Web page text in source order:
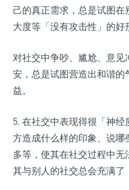
己的真正需求，总是试图在
大度等「没有攻击性」的好
对社交中争吵、尴尬、意
安，总是试图营造出和谐
益。
5. 在社交中表现得很「神
方造成什么样的印象、说
多等，使其在社交过程中
其与别人的社交总会充满了